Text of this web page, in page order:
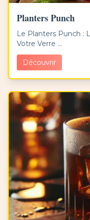
Planters Punch
Le Planters Punch :
Votre Verre ...
Découvrir